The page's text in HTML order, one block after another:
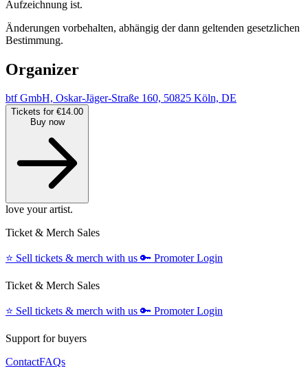
Aufzeichnung ist.
Änderungen vorbehalten, abhängig der dann geltenden gesetzlichen
Bestimmung.
Organizer
btf GmbH, Oskar-Jäger-Straße 160, 50825 Köln, DE
Tickets for €14.00
Buy now
love your artist.
Ticket & Merch Sales
⭐️ Sell tickets & merch with us 🔑 Promoter Login
Ticket & Merch Sales
⭐️ Sell tickets & merch with us 🔑 Promoter Login
Support for buyers
ContactFAQs